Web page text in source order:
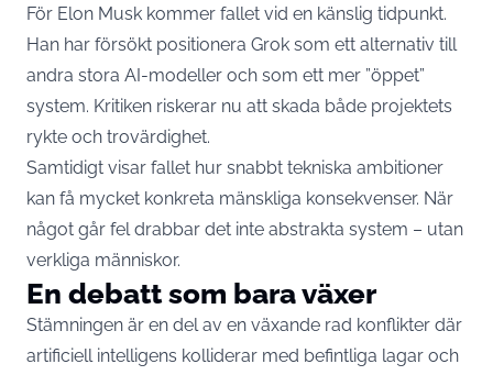
För Elon Musk kommer fallet vid en känslig tidpunkt.
Han har försökt positionera Grok som ett alternativ till
andra stora AI-modeller och som ett mer ”öppet”
system. Kritiken riskerar nu att skada både projektets
rykte och trovärdighet.
Samtidigt visar fallet hur snabbt tekniska ambitioner
kan få mycket konkreta mänskliga konsekvenser. När
något går fel drabbar det inte abstrakta system – utan
verkliga människor.
En debatt som bara växer
Stämningen är en del av en växande rad konflikter där
artificiell intelligens kolliderar med befintliga lagar och